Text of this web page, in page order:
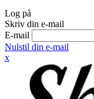
Log på
Skriv din e-mail
E-mail
Nulstil din e-mail
x